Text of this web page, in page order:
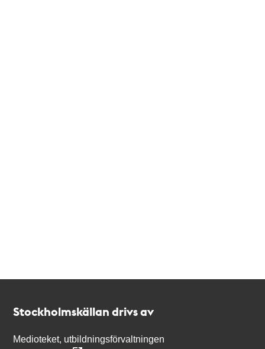
Stockholmskällan drivs av
Medioteket, utbildningsförvaltningen